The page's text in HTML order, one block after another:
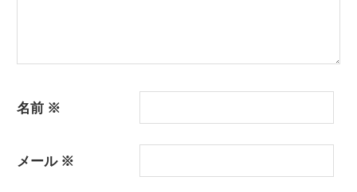
名前 ※
メール ※